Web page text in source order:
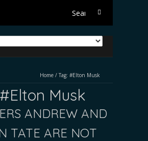
Search
Home / Tag: #Elton Musk
#Elton Musk
ANDREW AND
TATE ARE NOT